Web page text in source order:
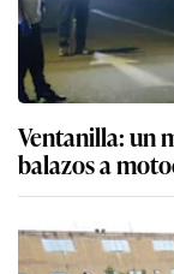
Ventanilla: un
balazos a